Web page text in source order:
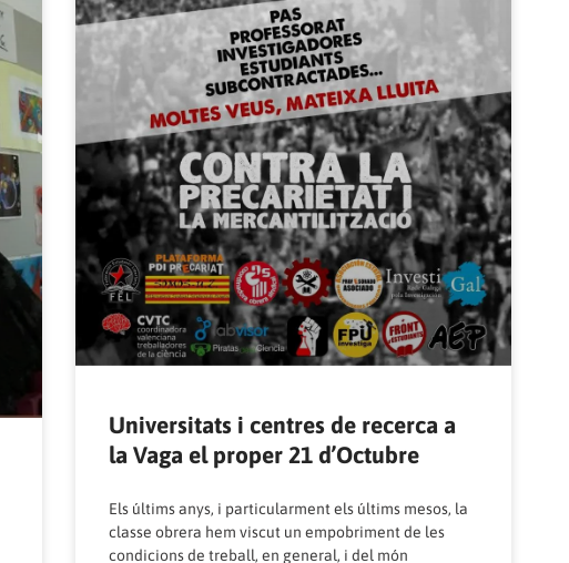
Universitats i centres de recerca a
la Vaga el proper 21 d’Octubre
Els últims anys, i particularment els últims mesos, la
classe obrera hem viscut un empobriment de les
condicions de treball, en general, i del món